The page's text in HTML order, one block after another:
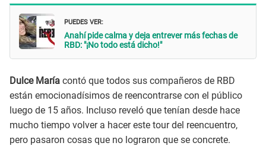
PUEDES VER:
Anahí pide calma y deja entrever más fechas de
RBD: "¡No todo está dicho!"
Dulce María contó que todos sus compañeros de RBD
están emocionadísimos de reencontrarse con el público
luego de 15 años. Incluso reveló que tenían desde hace
mucho tiempo volver a hacer este tour del reencuentro,
pero pasaron cosas que no lograron que se concrete.